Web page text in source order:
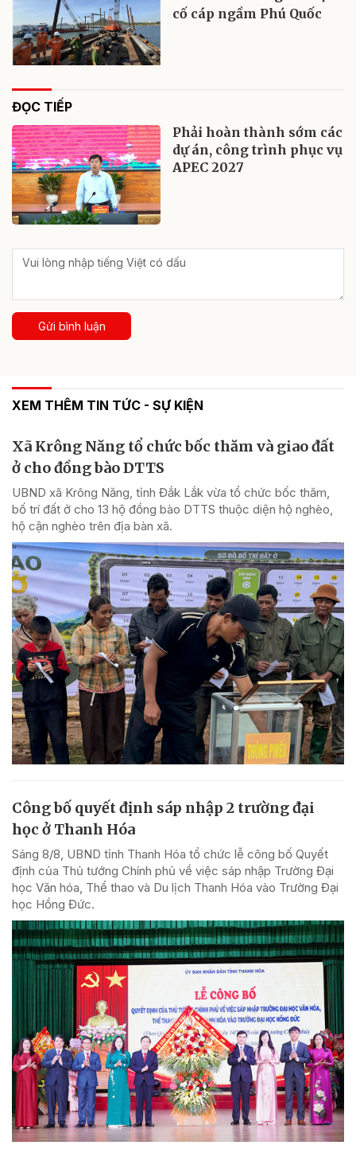
cố cáp ngầm Phú Quốc
ĐỌC TIẾP
Phải hoàn thành sớm các
dự án, công trình phục vụ
APEC 2027​
Gửi bình luận
XEM THÊM TIN TỨC - SỰ KIỆN
Xã Krông Năng tổ chức bốc thăm và giao đất
ở cho đồng bào DTTS
UBND xã Krông Năng, tỉnh Đắk Lắk vừa tổ chức bốc thăm,
bố trí đất ở cho 13 hộ đồng bào DTTS thuộc diện hộ nghèo,
hộ cận nghèo trên địa bàn xã.
Công bố quyết định sáp nhập 2 trường đại
học ở Thanh Hóa
Sáng 8/8, UBND tỉnh Thanh Hóa tổ chức lễ công bố Quyết
định của Thủ tướng Chính phủ về việc sáp nhập Trường Đại
học Văn hóa, Thể thao và Du lịch Thanh Hóa vào Trường Đại
học Hồng Đức.